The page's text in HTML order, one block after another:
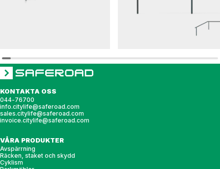
KONTAKTA OSS
044-76700
info.citylife@saferoad.com
sales.citylife@saferoad.com
invoice.citylife@saferoad.com
VÅRA PRODUKTER
Avspärrning
Räcken, staket och skydd
Cyklism